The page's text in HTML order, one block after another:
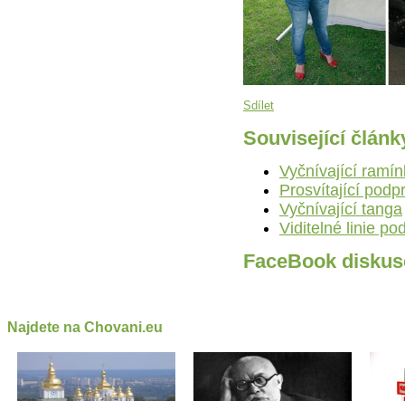
Sdílet
Související
Vyčnívající
Prosvítající
Vyčnívající tanga
Viditelné linie
FaceBook
Najdete na Chovani.eu